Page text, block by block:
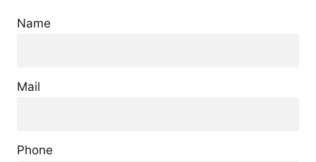
Name
Mail
Phone